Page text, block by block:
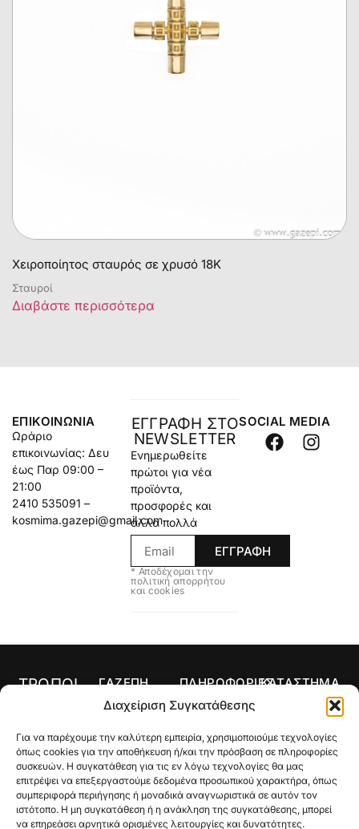
Διαχείριση Συγκατάθεσης
Για να παρέχουμε την καλύτερη εμπειρία, χρησιμοποιούμε τεχνολογίες
όπως cookies για την αποθήκευση ή/και την πρόσβαση σε πληροφορίες
συσκευών. Η συγκατάθεση για τις εν λόγω τεχνολογίες θα μας
επιτρέψει να επεξεργαστούμε δεδομένα προσωπικού χαρακτήρα, όπως
συμπεριφορά περιήγησης ή μοναδικά αναγνωριστικά σε αυτόν τον
ιστότοπο. Η μη συγκατάθεση ή η ανάκληση της συγκατάθεσης, μπορεί
να επηρεάσει αρνητικά ορισμένες λειτουργίες και δυνατότητες.
Χειροποίητος σταυρός σε χρυσό 18Κ
Σταυροί
Διαβάστε περισσότερα
ΕΠΙΚΟΙΝΩΝΊΑ
Ωράριο
επικοινωνίας: Δευ
έως Παρ 09:00 –
21:00
2410 535091 –
kosmima.gazepi@gmail.com
ΕΓΓΡΑΦΗ ΣΤΟ
NEWSLETTER
Ενημερωθείτε
πρώτοι για νέα
προϊόντα,
προσφορές και
άλλα πολλά
ΕΓΓΡΑΦΗ
* Αποδέχομαι την
πολιτική απορρήτου
και cookies
SOCIAL MEDIA
ΤΡΟΠΟΙ
ΠΛΗΡΩΜΗΣ
ΓΑΖΕΠΗ
Αρχική
λογαριασμός
μου
Κατάστημα
Ποιοι Είμαστε
ΠΛΗΡΟΦΟΡΙΕΣ
Όροι Χρήσης
Πληρωμής
Τρόποι
Αποστολής
Πολιτική
Επιστροφών
ΚΑΤΑΣΤΗΜΑ
Σκουλαρίκια
Σταυροί
Βραχιόλια
Βέρες